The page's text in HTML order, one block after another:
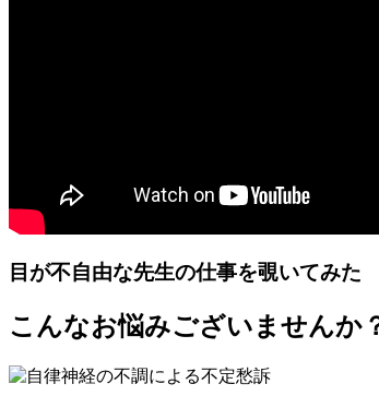
目が不自由な先生の仕事を覗いてみた
こんなお悩みございませんか